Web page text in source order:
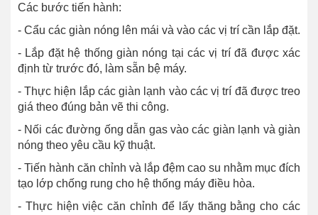
Các bước tiến hành:
- Cẩu các giàn nóng lên mái và vào các vị trí cần lắp đặt.
- Lắp đặt hệ thống giàn nóng tại các vị trí đã được xác
định từ trước đó, làm sẵn bệ máy.
- Thực hiện lắp các giàn lạnh vào các vị trí đã được treo
giá theo đúng bản vẽ thi công.
- Nối các đường ống dẫn gas vào các giàn lạnh và giàn
nóng theo yêu cầu kỹ thuật.
- Tiến hành căn chỉnh và lắp đệm cao su nhằm mục đích
tạo lớp chống rung cho hệ thống máy điều hòa.
- Thực hiện việc căn chỉnh để lấy thăng bằng cho các